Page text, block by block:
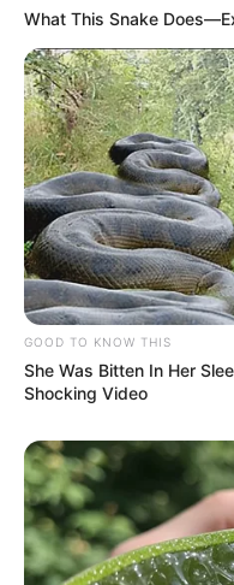
What This Snake
GOOD TO KNOW THIS
She Was Bitten In Her
Shocking Video